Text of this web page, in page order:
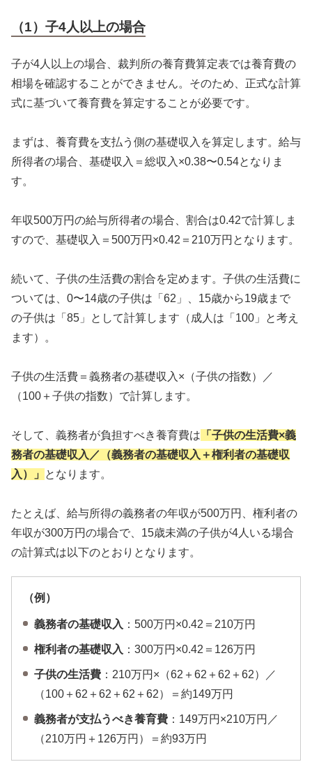
（1）子4人以上の場合
子が4人以上の場合、裁判所の養育費算定表では養育費の
相場を確認することができません。そのため、正式な計算
式に基づいて養育費を算定することが必要です。
まずは、養育費を支払う側の基礎収入を算定します。給与
所得者の場合、基礎収入＝総収入×0.38〜0.54となりま
す。
年収500万円の給与所得者の場合、割合は0.42で計算しま
すので、基礎収入＝500万円×0.42＝210万円となります。
続いて、子供の生活費の割合を定めます。子供の生活費に
ついては、0〜14歳の子供は「62」、15歳から19歳まで
の子供は「85」として計算します（成人は「100」と考え
ます）。
子供の生活費＝義務者の基礎収入×（子供の指数）／
（100＋子供の指数）で計算します。
そして、義務者が負担すべき養育費は 「子供の生活費×義
務者の基礎収入／（義務者の基礎収入＋権利者の基礎収
入）」
となります。
たとえば、給与所得の義務者の年収が500万円、権利者の
年収が300万円の場合で、15歳未満の子供が4人いる場合
の計算式は以下のとおりとなります。
（例）
義務者の基礎収入 ：500万円×0.42＝210万円
権利者の基礎収入 ：300万円×0.42＝126万円
子供の生活費 ：210万円×（62＋62＋62＋62）／
（100＋62＋62＋62＋62）＝約149万円
義務者が支払うべき養育費 ：149万円×210万円／
（210万円＋126万円）＝約93万円